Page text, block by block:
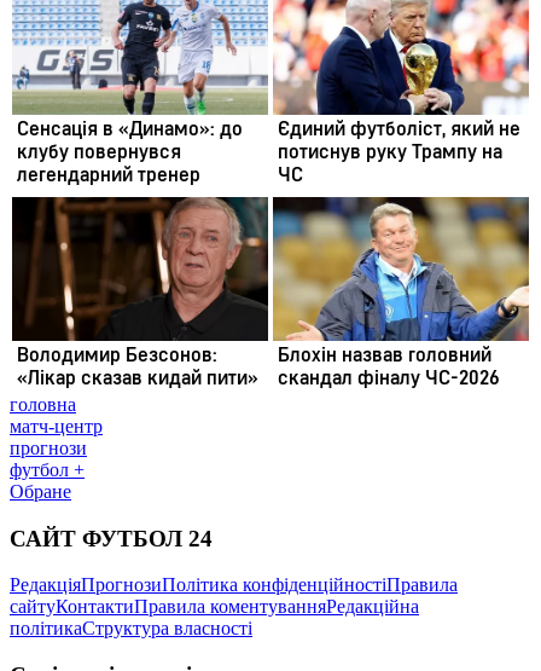
головна
матч-центр
прогнози
футбол +
Обране
САЙТ ФУТБОЛ 24
РедакціяПрогнозиПолітика конфіденційностіПравила
сайтуКонтактиПравила коментуванняРедакційна
політикаСтруктура власності